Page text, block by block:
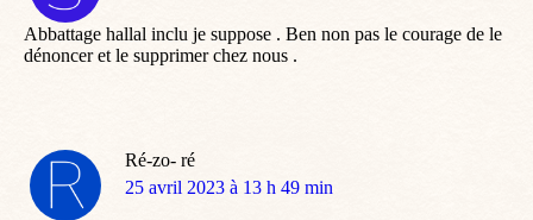
Abbattage hallal inclu je suppose . Ben non pas le courage de le
dénoncer et le supprimer chez nous .
Ré-zo- ré
dit
25 avril 2023 à 13 h 49 min